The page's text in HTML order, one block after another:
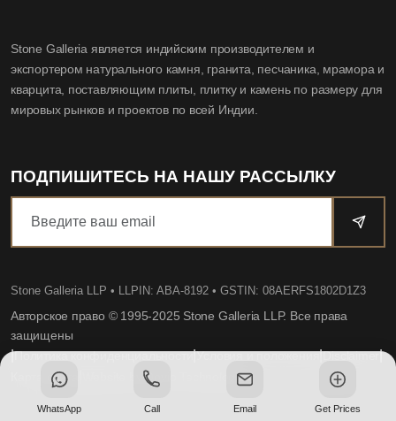
Stone Galleria является индийским производителем и
экспортером натурального камня, гранита, песчаника, мрамора и
кварцита, поставляющим плиты, плитку и камень по размеру для
мировых рынков и проектов по всей Индии.
ПОДПИШИТЕСЬ НА НАШУ РАССЫЛКУ
Stone Galleria LLP • LLPIN: ABA-8192 • GSTIN: 08AERFS1802D1Z3
Авторское право © 1995-2025 Stone Galleria LLP. Все права
защищены
|Политика конфиденциальности|Условия и положения|Disclaimer|
Карта сайта Website by Dovio Technologies
WhatsApp Call Email Get Prices